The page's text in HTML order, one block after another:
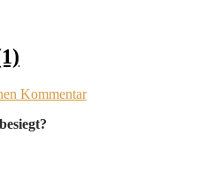
Kommentar